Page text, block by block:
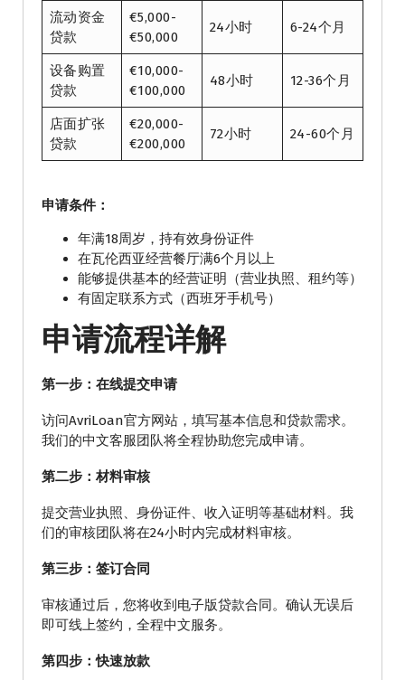
流动资金
贷款
€5,000-
€50,000
24小时 6-24个月
设备购置
贷款
€10,000-
€100,000
48小时 12-36个月
店面扩张
贷款
€20,000-
€200,000
72小时 24-60个月
申请条件：
年满18周岁，持有效身份证件
在瓦伦西亚经营餐厅满6个月以上
能够提供基本的经营证明（营业执照、租约等）
有固定联系方式（西班牙手机号）
申请流程详解
第一步：在线提交申请
访问AvriLoan官方网站，填写基本信息和贷款需求。
我们的中文客服团队将全程协助您完成申请。
第二步：材料审核
提交营业执照、身份证件、收入证明等基础材料。我
们的审核团队将在24小时内完成材料审核。
第三步：签订合同
审核通过后，您将收到电子版贷款合同。确认无误后
即可线上签约，全程中文服务。
第四步：快速放款